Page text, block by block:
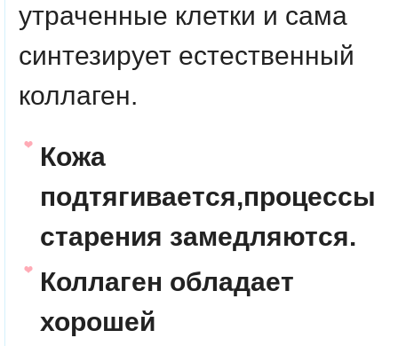
утраченные клетки и сама
синтезирует естественный
коллаген.
Кожа
подтягивается,процессы
старения замедляются.
Коллаген обладает
хорошей